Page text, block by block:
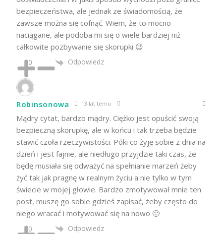
bezpieczeństwa, ale jednak ze świadomością, że
zawsze można się cofnąć. Wiem, że to mocno
naciągane, ale podoba mi się o wiele bardziej niż
całkowite pozbywanie się skorupki 😉
0 Odpowiedz
Robinsonowa 13 lat temu
Mądry cytat, bardzo mądry. Ciężko jest opuścić swoją
bezpieczną skorupkę, ale w końcu i tak trzeba będzie
stawić czoła rzeczywistości. Póki co żyję sobie z dnia na
dzień i jest fajnie, ale niedługo przyjdzie taki czas, że
będę musiała się odważyć na spełnianie marzeń żeby
żyć tak jak pragnę w realnym życiu a nie tylko w tym
świecie w mojej głowie. Bardzo zmotywował mnie ten
post, muszę go sobie gdzieś zapisać, żeby często do
niego wracać i motywować się na nowo 🙂
0 Odpowiedz